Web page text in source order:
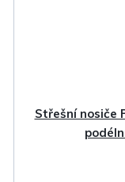
Střešní nosiče